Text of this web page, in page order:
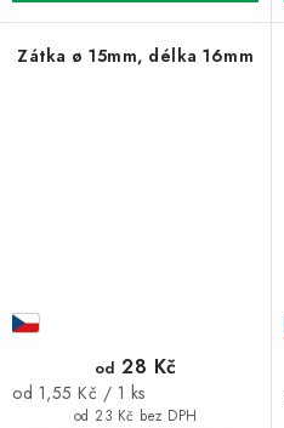
Zátka ø 15mm, délka 16mm
od 23 Kč bez DPH
od 28 Kč
Měrná
od 1,55 Kč / 1 ks